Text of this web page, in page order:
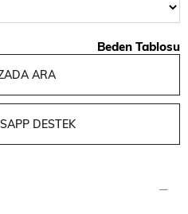
Beden Tablosu
ARA
DESTEK